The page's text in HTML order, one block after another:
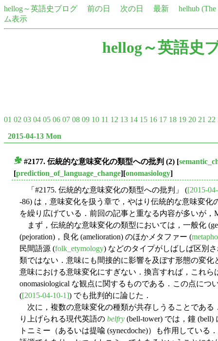
hellog～英語史ブログ 前の日 次の日 最新
helhub
ム表示
hellog～英語史
01 02 03 04 05 06 07 08 09 10 11 12 13 14 15 16 17 18 19 20 21 22
2015-04-13 Mon
#2177. 伝統的な意味変化の類型への批判 (2) [
[prediction_of_language_change][onomasiology]
「#2175. 伝統的な意味変化の類型への批判」 ([2015-
-86) は，意味変化を扱う章で，やはり伝統的な意味変
を繰り広げている．前回の記事と重なる内容が多いが，
まず，伝統的な意味変化の類型においては，一般化
(pejoration)，良化 (amelioration) のほかメタファー (
民間語源 (folk_etymology) などのタイプがしばしば区別
類ではない．意味にも間接的に影響を及ぼす形態の変
意味における意味変化にすぎない．換言すれば，これら
onomasiological な観点に関するものである．この点につ
([2015-04-10-1]) でも批判的に論じた．
次に，複数の意味変化の種類が共存しうることである
り上げられる現代英語の belfry (bell-tower) では，鐘
トニミー（あるいは提喩 (synecdoche)）も作用してい